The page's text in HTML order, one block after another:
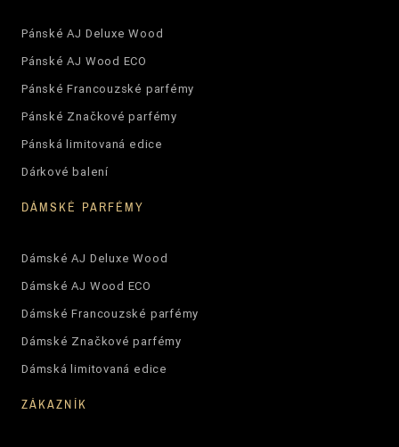
Pánské AJ Deluxe Wood
Pánské AJ Wood ECO
Pánské Francouzské parfémy
Pánské Značkové parfémy
Pánská limitovaná edice
Dárkové balení
DÁMSKÉ PARFÉMY
Dámské AJ Deluxe Wood
Dámské AJ Wood ECO
Dámské Francouzské parfémy
Dámské Značkové parfémy
Dámská limitovaná edice
ZÁKAZNÍK